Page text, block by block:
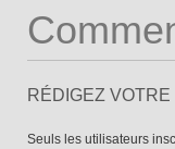
RÉDIGEZ
Seuls les utilisateurs